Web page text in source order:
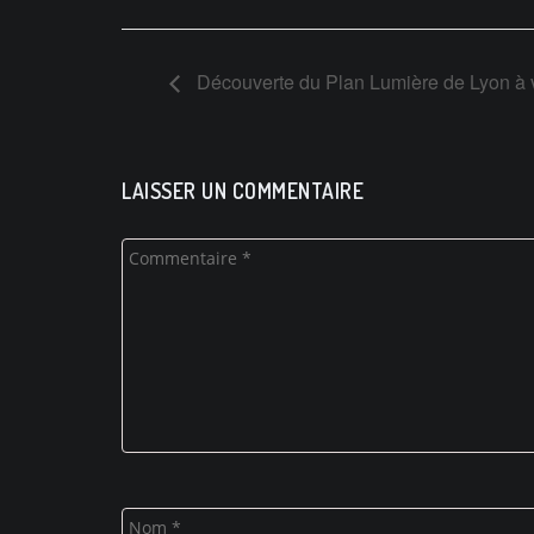
Découverte du Plan Lumière de Lyon à
LAISSER UN COMMENTAIRE